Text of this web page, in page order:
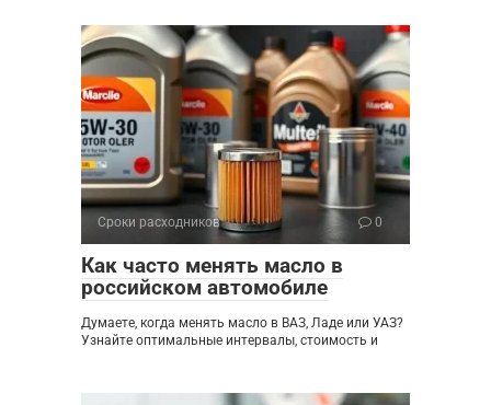
Сроки расходников 0
Как часто менять масло в
российском автомобиле
Думаете, когда менять масло в ВАЗ, Ладе или УАЗ?
Узнайте оптимальные интервалы, стоимость и